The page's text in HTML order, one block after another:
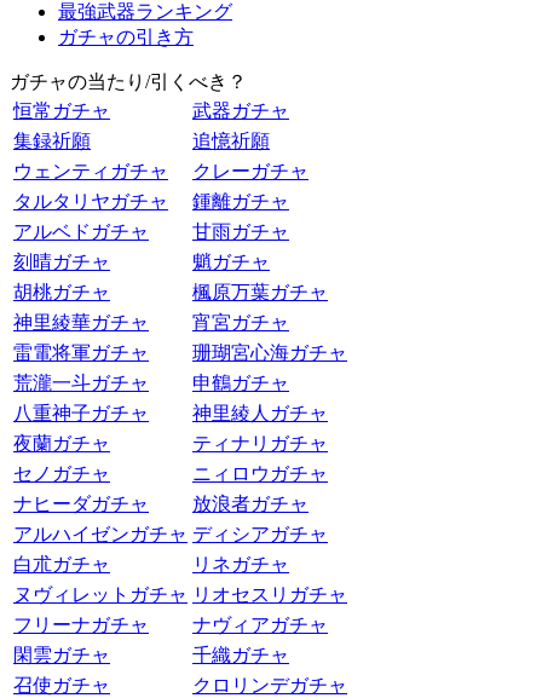
最強武器ランキング
ガチャの引き方
ガチャの当たり/引くべき？
恒常ガチャ
武器ガチャ
集録祈願
追憶祈願
ウェンティガチャ
クレーガチャ
タルタリヤガチャ
鍾離ガチャ
アルベドガチャ
甘雨ガチャ
刻晴ガチャ
魈ガチャ
胡桃ガチャ
楓原万葉ガチャ
神里綾華ガチャ
宵宮ガチャ
雷電将軍ガチャ
珊瑚宮心海ガチャ
荒瀧一斗ガチャ
申鶴ガチャ
八重神子ガチャ
神里綾人ガチャ
夜蘭ガチャ
ティナリガチャ
セノガチャ
ニィロウガチャ
ナヒーダガチャ
放浪者ガチャ
アルハイゼンガチャ ディシアガチャ
白朮ガチャ
リネガチャ
ヌヴィレットガチャ リオセスリガチャ
フリーナガチャ
ナヴィアガチャ
閑雲ガチャ
千織ガチャ
召使ガチャ
クロリンデガチャ